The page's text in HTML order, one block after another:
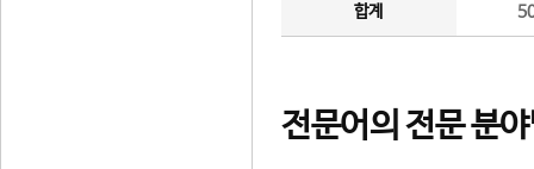
합계
전문어의 전문 분